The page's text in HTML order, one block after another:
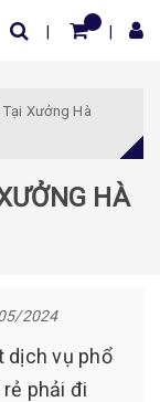
Tại Xưởng Hà
HÀ
2024
dịch vụ phổ
phải đi